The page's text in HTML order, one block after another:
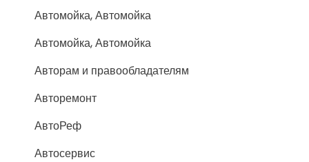
Автомойка, Автомойка
Автомойка, Автомойка
Авторам и правообладателям
Авторемонт
АвтоРеф
Автосервис